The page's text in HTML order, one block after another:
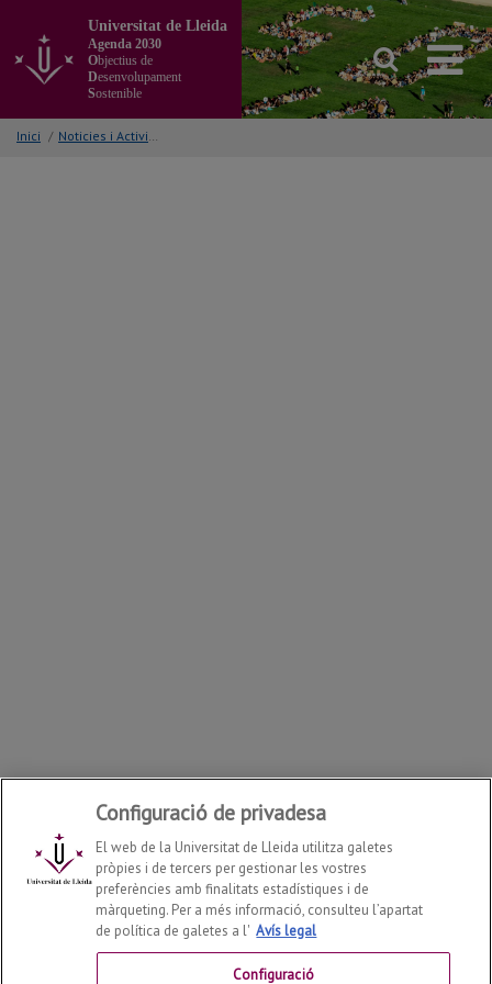
contingut
principal
la
pàgina
Universitat de Lleida
Agenda 2030
Objectius de
Desenvolupament
Sostenible
Inici / Noticies i Activitats/Accions
Agenda 2030 / Objectius de Desenvolupament
mediambient@udl.cat
Configuració de privadesa
El web de la Universitat de Lleida utilitza galetes
pròpies i de tercers per gestionar les vostres
preferències amb finalitats estadístiques i de
màrqueting. Per a més informació, consulteu l’apartat
de política de galetes a l' Avís legal
Configuració